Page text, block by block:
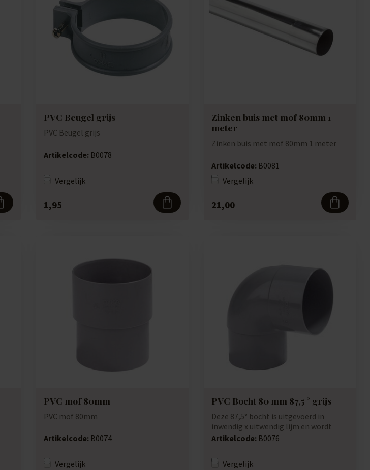
PVC Beugel grijs
PVC Beugel grijs
Artikelcode: B0078
Vergelijk
1,95
Zinken buis met mof 80mm 1
meter
Zinken buis met mof 80mm 1 meter
Artikelcode: B0081
Vergelijk
21,00
PVC mof 80mm
PVC mof 80mm
Artikelcode: B0074
Vergelijk
PVC Bocht 80 mm 87,5 ° grijs
Deze 87,5° bocht is uitgevoerd in
inwendig x uitwendig lijm en wordt
gebruikt vo...
Artikelcode: B0076
Vergelijk